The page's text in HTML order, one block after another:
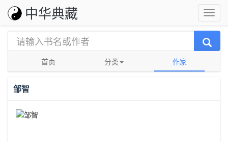
中华典藏
首页 分类 作家
邹智